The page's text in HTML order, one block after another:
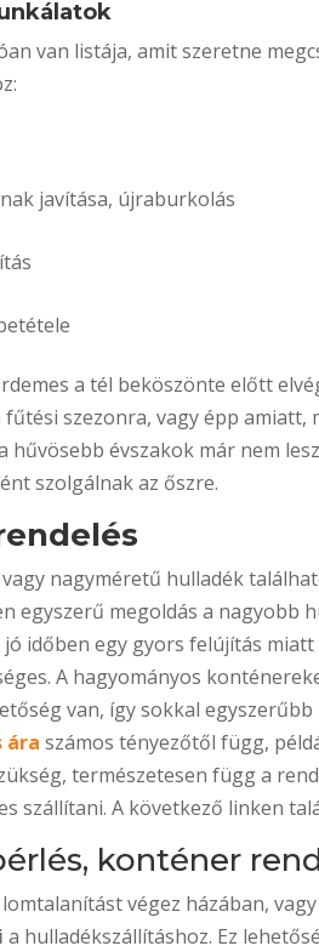
van listája, amit szeretne
javítása, újraburkolás
a tél beköszönte előtt
fűtési szezonra, vagy épp
hűvösebb évszakok már nem
szolgálnak az őszre.
nagyméretű hulladék
egyszerű megoldás a
jó időben egy gyors felújítás
A hagyományos
van, így sokkal
ára számos tényezőtől függ,
természetesen függ a
szállítani. A következő linken
konténer
végez házában,
a hulladékszállításhoz. Ez